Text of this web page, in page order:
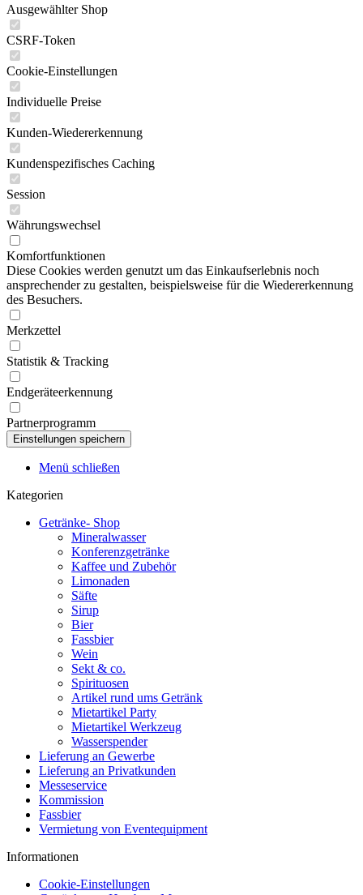
Ausgewählter Shop
CSRF-Token
Cookie-Einstellungen
Individuelle Preise
Kunden-Wiedererkennung
Kundenspezifisches Caching
Session
Währungswechsel
Komfortfunktionen
Diese Cookies werden genutzt um das Einkaufserlebnis noch
ansprechender zu gestalten, beispielsweise für die Wiedererkennung
des Besuchers.
Merkzettel
Statistik & Tracking
Endgeräteerkennung
Partnerprogramm
Menü schließen
Kategorien
Getränke- Shop
Mineralwasser
Konferenzgetränke
Kaffee und Zubehör
Limonaden
Säfte
Sirup
Bier
Fassbier
Wein
Sekt & co.
Spirituosen
Artikel rund ums Getränk
Mietartikel Party
Mietartikel Werkzeug
Wasserspender
Lieferung an Gewerbe
Lieferung an Privatkunden
Messeservice
Kommission
Fassbier
Vermietung von Eventequipment
Informationen
Cookie-Einstellungen